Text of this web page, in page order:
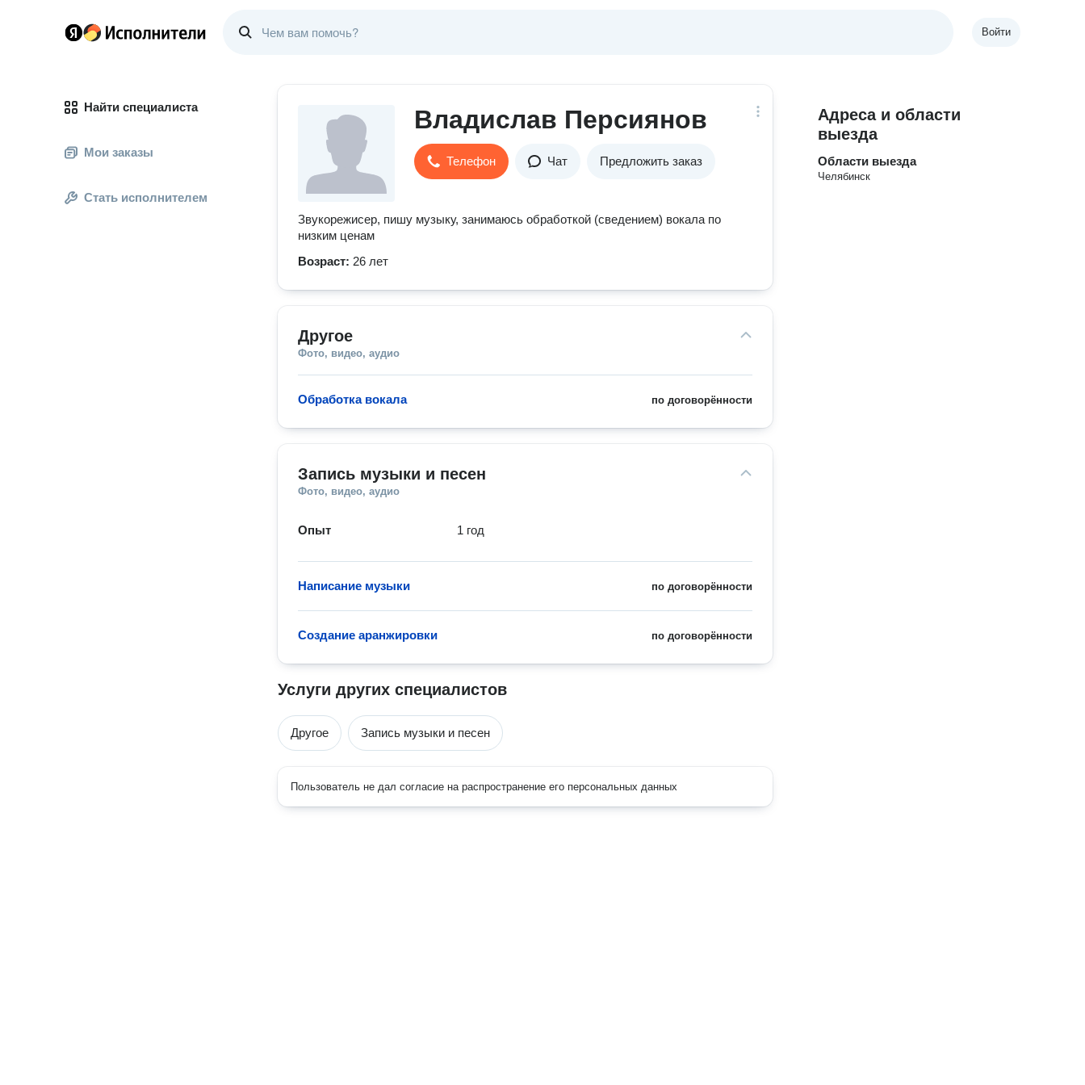
Войти
Найти специалиста
Мои заказы
Стать исполнителем
Владислав Персиянов
Телефон Чат Предложить заказ
Звукорежисер, пишу музыку, занимаюсь обработкой (сведением) вокала по
низким ценам
Возраст: 26 лет
Другое
Фото, видео, аудио
по договорённости
Обработка вокала
Запись музыки и песен
Фото, видео, аудио
Опыт 1 год
по договорённости
Написание музыки
по договорённости
Создание аранжировки
Услуги других специалистов
Другое Запись музыки и песен
Пользователь не дал согласие на распространение его персональных данных
Адреса и области
выезда
Области выезда
Челябинск